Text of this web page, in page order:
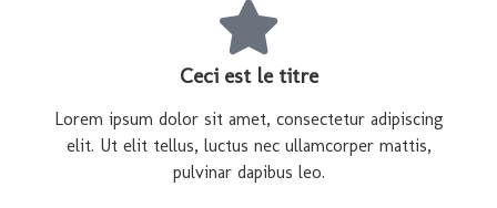
Ceci est le titre
Lorem ipsum dolor sit amet, consectetur adipiscing
elit. Ut elit tellus, luctus nec ullamcorper mattis,
pulvinar dapibus leo.